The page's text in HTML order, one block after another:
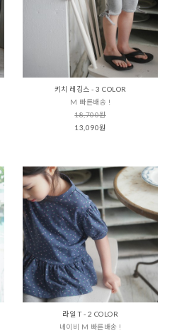
키치 레깅스 - 3 COLOR
M 빠른배송 !
18,700원
13,090원
라일 T - 2 COLOR
네이비 M 빠른배송 !